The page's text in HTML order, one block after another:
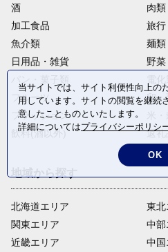
酒
肉類
加工食品
旅行
魚介類
麺類
日用品・雑貨
野菜
フルーツ
卵・
ファッション
飲料(酒以外)
返礼
北海道エリア
関東エリア
近畿エリア
東北
中部
中国
当サイトでは、サイト利便性向上の
用しています。サイトの閲覧を継続
意したことものといたします。
詳細についてはプライバシーポリシ
OK